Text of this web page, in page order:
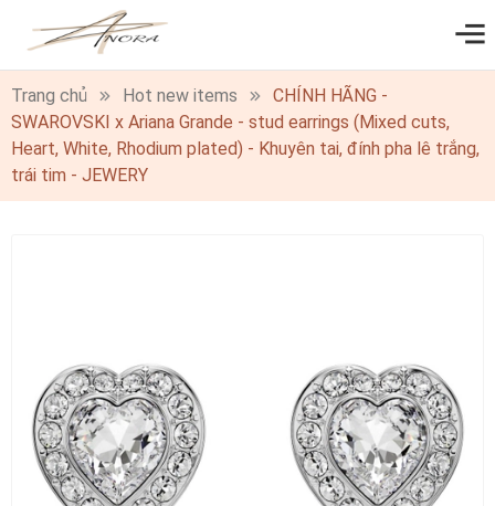
0
Trang chủ Hot new items
CHÍNH HÃNG -
SWAROVSKI x Ariana Grande - stud earrings (Mixed cuts,
Heart, White, Rhodium plated) - Khuyên tai, đính pha lê trắng,
trái tim - JEWERY